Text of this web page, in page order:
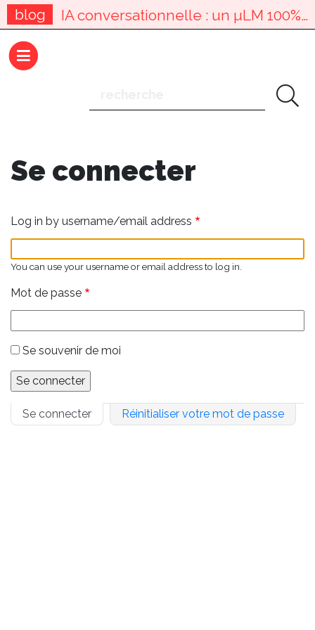
Aller
au
contenu
principal
blog
IA conversationnelle : un µLM 100% Excel, open source ! (alpha)
Se connecter
Log in by username/email address
You can use your username or email address to log in.
Mot de passe
Se souvenir de moi
Primary
Se connecter Réinitialiser votre mot de passe